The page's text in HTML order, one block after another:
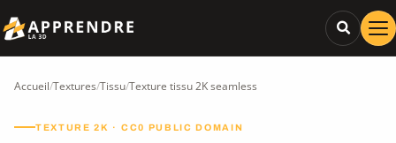
Accueil/Textures/Tissu/Texture tissu 2K seamless
TEXTURE 2K · CC0 PUBLIC DOMAIN